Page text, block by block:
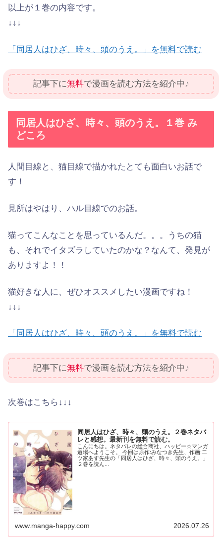
以上が１巻の内容です。
↓↓↓
「同居人はひざ、時々、頭のうえ。」を無料で読む
記事下に無料で漫画を読む方法を紹介中♪
同居人はひざ、時々、頭のうえ。１巻 み
どころ
人間目線と、猫目線で描かれたとても面白いお話で
す！
見所はやはり、ハル目線でのお話。
猫ってこんなことを思っているんだ。。。うちの猫
も、それでイタズラしていたのかな？なんて、発見が
ありますよ！！
猫好きな人に、ぜひオススメしたい漫画ですね！
↓↓↓
「同居人はひざ、時々、頭のうえ。」を無料で読む
記事下に無料で漫画を読む方法を紹介中♪
次巻はこちら↓↓↓
同居人はひざ、時々、頭のうえ。２巻ネタバ
レと感想。最新刊を無料で読む。
こんにちは。ネタバレの総合商社、ハッピー☆マンガ
道場へようこそ。 今回は原作:みなつき先生、作画:二
ツ家あす先生の「同居人はひざ、時々、頭のうえ。」
２巻を読ん...
www.manga-happy.com 2026.07.26